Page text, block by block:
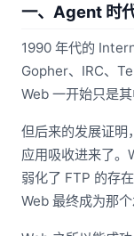
一、Agent 时
1990 年代的
Gopher、IRC、
Web 一开始只是
但后来的发展证明
应用吸收进来了
弱化了 FTP 的存
Web 最终成为那个